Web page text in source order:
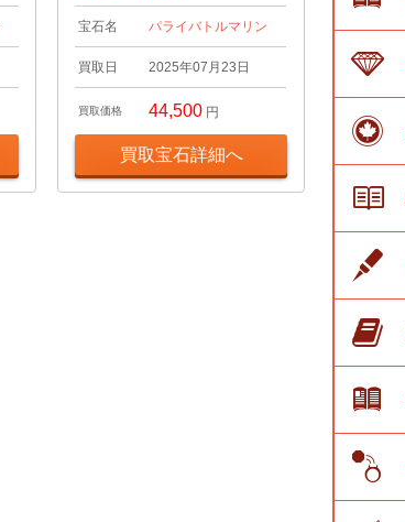
宝石名 パライバトルマリン
買取日 2025年07月23日
買取価格 44,500 円
買取宝石詳細へ